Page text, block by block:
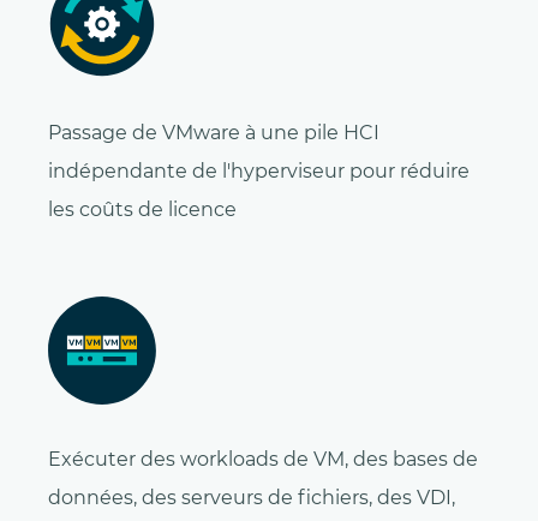
Passage de VMware à une pile HCI
indépendante de l'hyperviseur pour réduire
les coûts de licence
Exécuter des workloads de VM, des bases de
données, des serveurs de fichiers, des VDI,